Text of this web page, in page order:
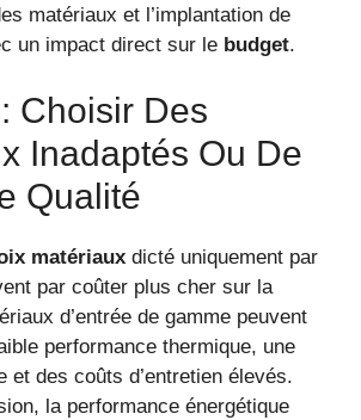
matériaux et l’implantation de
un impact direct sur le budget.
Choisir Des
Inadaptés Ou De
Qualité
matériaux dicté uniquement par
par coûter plus cher sur la
d’entrée de gamme peuvent
performance thermique, une
et des coûts d’entretien élevés.
la performance énergétique